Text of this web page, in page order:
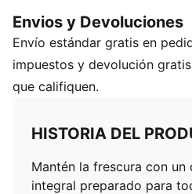
pones el estilo. Estilo para
por la confianza icónica de
DETALLES
Corte: Regular
Mangas cortas
Envios y Devoluciones
Envío estándar gratis en
impuestos y devolución
que califiquen.
HISTORIA DEL
Mantén la frescura con un
integral preparado para